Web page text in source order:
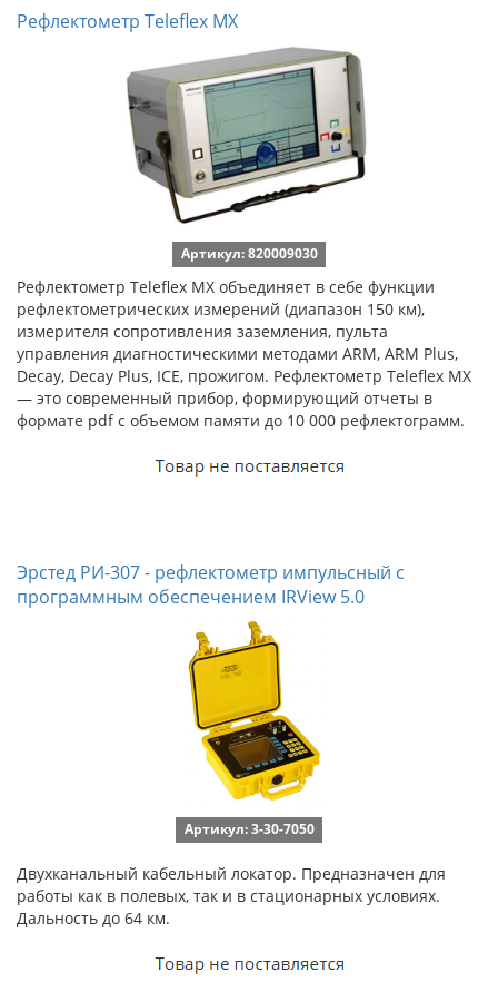
Рефлектометр Teleflex MX
Артикул: 820009030
Рефлектометр Teleflex MX объединяет в себе функции
рефлектометрических измерений (диапазон 150 км),
измерителя сопротивления заземления, пульта
управления диагностическими методами ARM, ARM Plus,
Decay, Decay Plus, ICE, прожигом. Рефлектометр Teleflex MX
— это современный прибор, формирующий отчеты в
формате pdf с объемом памяти до 10 000 рефлектограмм.
Эрстед РИ-307 - рефлектометр импульсный с
программным обеспечением IRView 5.0
Артикул: 3-30-7050
Двухканальный кабельный локатор. Предназначен для
работы как в полевых, так и в стационарных условиях.
Дальность до 64 км.